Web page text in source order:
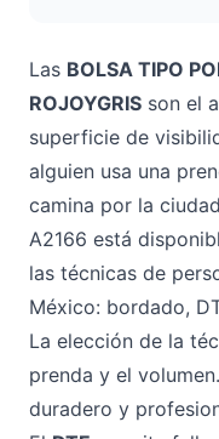
Las BOLSA TIPO
ROJOYGRIS son el
superficie de
alguien usa una
camina por la
A2166 está
las técnicas de
México: bordado,
La elección de la
prenda y el
duradero y